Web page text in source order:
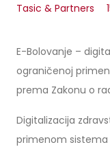
Tasic & Partners
E-Bolovanje –
ograničenoj
prema Zakonu o
Digitalizacija
primenom sistema